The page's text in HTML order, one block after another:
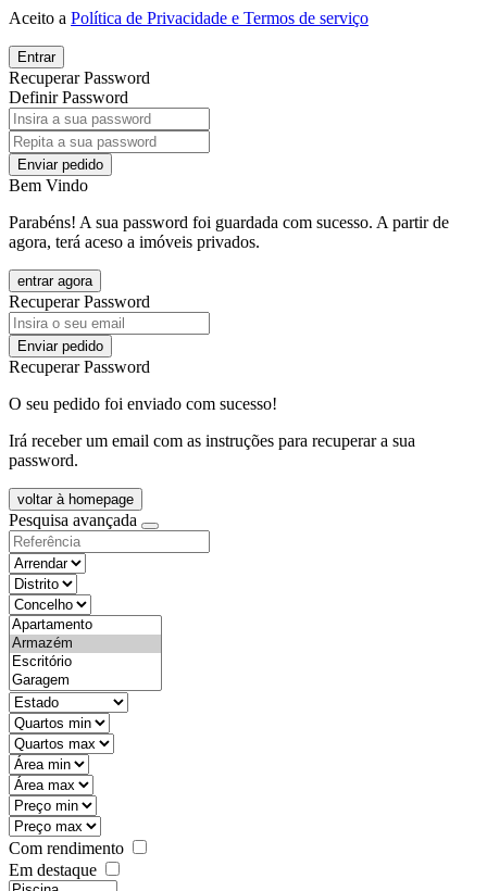
Aceito a Política de Privacidade e Termos de serviço
Entrar
Recuperar Password
Definir Password
Enviar pedido
Bem Vindo
Parabéns! A sua password foi guardada com sucesso. A partir de
agora, terá aceso a imóveis privados.
entrar agora
Recuperar Password
Enviar pedido
Recuperar Password
O seu pedido foi enviado com sucesso!
Irá receber um email com as instruções para recuperar a sua
password.
voltar à homepage
Pesquisa avançada
objective
districtId
countyId
types
state
mintypo
maxtypo
minarea
maxarea
minprice
maxprice
Com rendimento
Em destaque